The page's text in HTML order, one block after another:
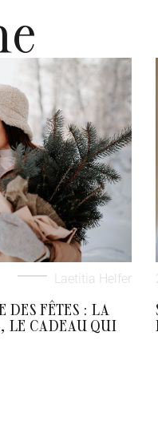
Laetitia Helfer
DES FÊTES : LA
LE CADEAU QUI